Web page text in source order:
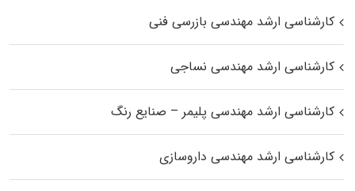
کارشناسی ارشد مهندسی بازرسی فنی
کارشناسی ارشد مهندسی نساجی
کارشناسی ارشد مهندسی پلیمر – صنایع رنگ
کارشناسی ارشد مهندسی داروسازی